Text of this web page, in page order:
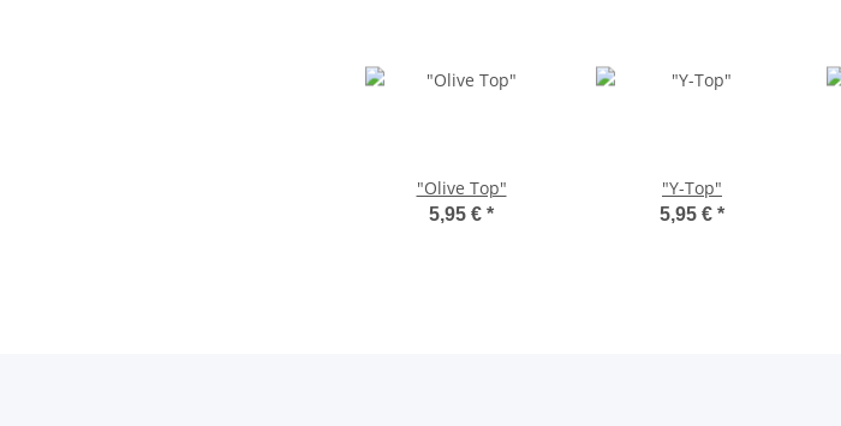
"Olive Top"
5,95 € *
"Y-Top"
5,95 € *